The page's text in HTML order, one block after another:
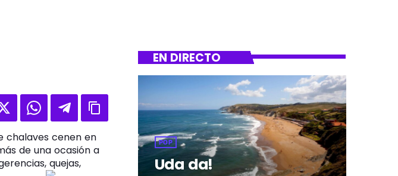
chalaves cenen en
de una ocasión a
quejas,
EN DIRECTO
POP
Uda da!